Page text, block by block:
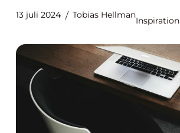
13 juli 2024 Tobias Hellman
Inspiration